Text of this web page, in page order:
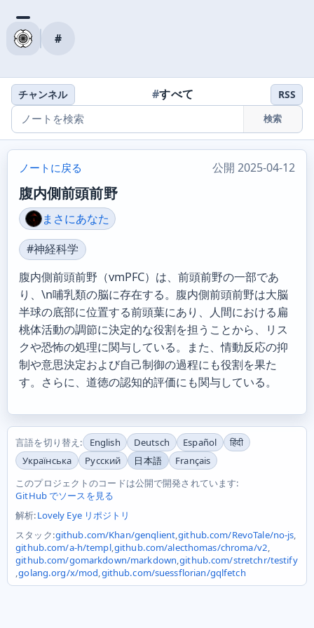
#
チャンネル #すべて RSS
検索
ノートに戻る 公開 2025-04-12
腹内側前頭前野
まさにあなた
#神経科学
腹内側前頭前野（vmPFC）は、前頭前野の一部であ
り、\n哺乳類の脳に存在する。腹内側前頭前野は大脳
半球の底部に位置する前頭葉にあり、人間における扁
桃体活動の調節に決定的な役割を担うことから、リス
クや恐怖の処理に関与している。また、情動反応の抑
制や意思決定および自己制御の過程にも役割を果た
す。さらに、道徳の認知的評価にも関与している。
言語を切り替え: English Deutsch Español
हिंदी
Українська
Русский 日本語
Français
このプロジェクトのコードは公開で開発されています:
GitHub でソースを見る
解析:Lovely Eye リポジトリ
スタック:github.com/Khan/genqlient,github.com/RevoTale/no-js,
github.com/a-h/templ,github.com/alecthomas/chroma/v2,
github.com/gomarkdown/markdown,github.com/stretchr/testify
,golang.org/x/mod,github.com/suessflorian/gqlfetch